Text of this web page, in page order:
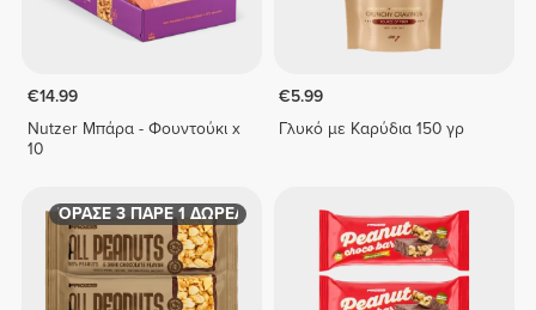
€14.99
Nutzer Μπάρα - Φουντούκι x
10
€5.99
Γλυκό με Καρύδια 150 γρ
ΑΓΟΡΑΣΕ 3 ΠΑΡΕ 1 ΔΩΡΕΑΝ